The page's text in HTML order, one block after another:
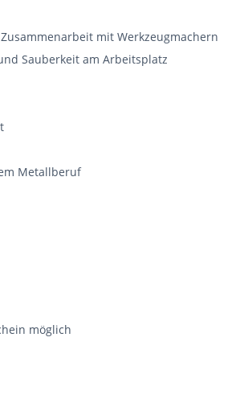
mit Werkzeugmachern
Sauberkeit am Arbeitsplatz
Metallberuf
möglich